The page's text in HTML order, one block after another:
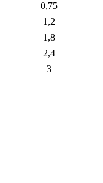
0,75
1,2
1,8
2,4
3